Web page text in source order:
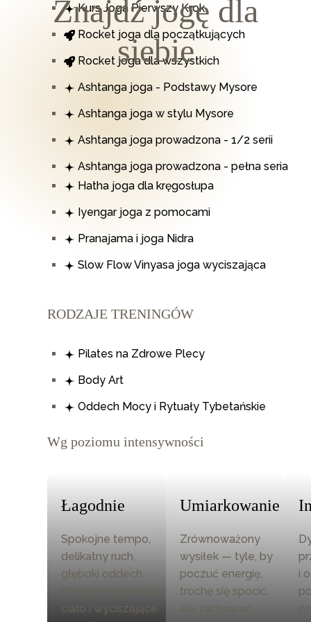
Kurs Joga Pierwszy Krok
Rocket joga dla początkujących
Rocket joga dla wszystkich
Ashtanga joga - Podstawy Mysore
Ashtanga joga w stylu Mysore
Ashtanga joga prowadzona - 1/2 serii
Ashtanga joga prowadzona - pełna seria
Hatha joga dla kręgosłupa
Iyengar joga z pomocami
Pranajama i joga Nidra
Slow Flow Vinyasa joga wyciszająca
RODZAJE TRENINGÓW
Pilates na Zdrowe Plecy
Body Art
Oddech Mocy i Rytuały Tybetańskie
Wg poziomu intensywności
Łagodnie
Spokojne tempo,
delikatny ruch,
głęboki oddech.
ciało i wyciszające
Umiarkowanie
Zrównoważony
wysiłek — tyle, by
poczuć energię,
trochę się spocić,
ale zachować
i
Znajdź jogę dla
siebie